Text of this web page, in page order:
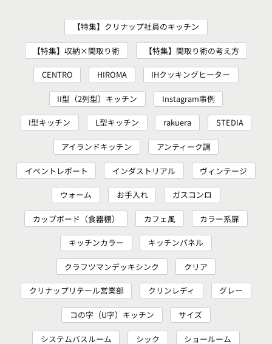
【特集】クリナップ社員のキッチン
【特集】収納×間取り術 【特集】間取り術の考え方
CENTRO HIROMA IHクッキングヒーター
II型（2列型）キッチン Instagram事例
I型キッチン L型キッチン rakuera STEDIA
アイランドキッチン アンティーク調
イベントレポート インダストリアル ヴィンテージ
ウォーム お手入れ ガスコンロ
カップボード（食器棚） カフェ風 カラー系扉
キッチンカラー キッチンパネル
クラフツマンデッキシンク クリア
クリナップリテール営業部 クリンレディ グレー
コの字（U字）キッチン サイズ
システムバスルーム シック ショールーム